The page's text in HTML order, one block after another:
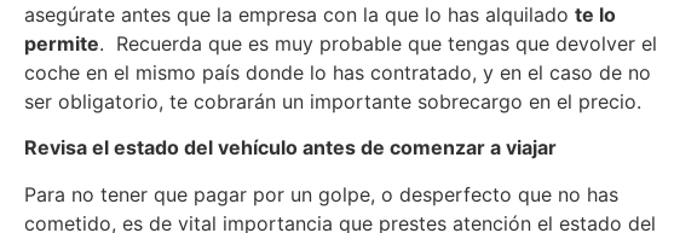
asegúrate antes que la empresa con la que lo has alquilado te lo
permite. Recuerda que es muy probable que tengas que devolver el
coche en el mismo país donde lo has contratado, y en el caso de no
ser obligatorio, te cobrarán un importante sobrecargo en el precio.
Revisa el estado del vehículo antes de comenzar a viajar
Para no tener que pagar por un golpe, o desperfecto que no has
cometido, es de vital importancia que prestes atención el estado del